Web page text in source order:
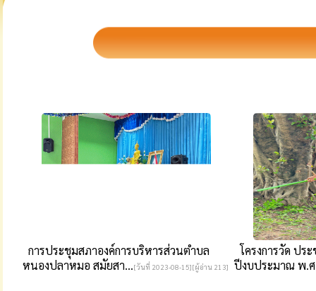
การประชุมสภาองค์การบริหารส่วนตำบล
หนองปลาหมอ สมัยสา...[วันที่ 2023-08-15][ผู้อ่าน 213]
โครงการวัด ปร
ปีงบประมาณ พ.ศ